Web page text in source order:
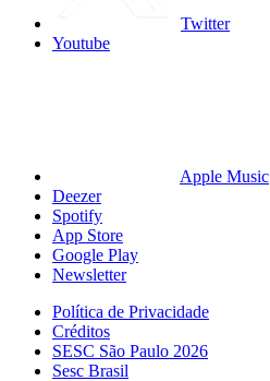
Twitter
Youtube
Apple Music
Deezer
Spotify
App Store
Google Play
Newsletter
Política de Privacidade
Créditos
SESC São Paulo 2026
Sesc Brasil